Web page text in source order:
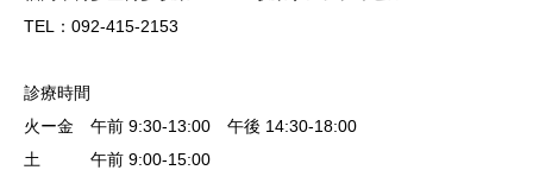
TEL：092-415-2153
診療時間
火ー金 午前 9:30-13:00 午後 14:30-18:00
土 午前 9:00-15:00